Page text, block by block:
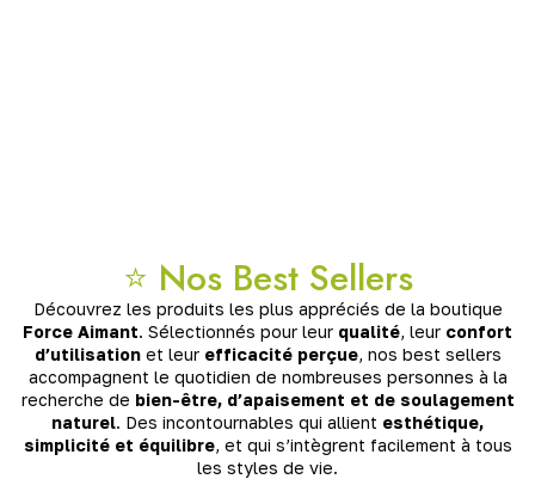
⭐ Nos Best Sellers
Découvrez les produits les plus appréciés de la boutique
Force Aimant. Sélectionnés pour leur qualité, leur confort
d’utilisationet leur efficacité perçue, nos best sellers
accompagnent le quotidien de nombreuses personnes à la
recherche de bien-être, d’apaisement et de soulagement
naturel. Des incontournables qui allient esthétique,
simplicité et équilibre, et qui s’intègrent facilement à tous
les styles de vie.